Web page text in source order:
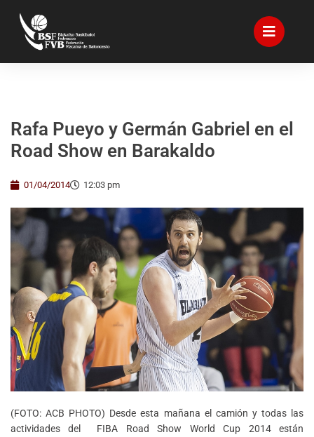
Rafa Pueyo y Germán Gabriel en el
Road Show en Barakaldo
01/04/2014 12:03 pm
(FOTO: ACB PHOTO) Desde esta mañana el camión y todas las
actividades del FIBA Road Show World Cup 2014 están